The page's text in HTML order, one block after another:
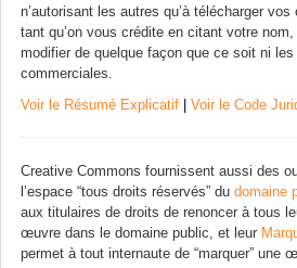
n’autorisant les autres qu’à télécharger
tant qu’on vous crédite en citant votre
modifier de quelque façon que ce soit ni
commerciales.
Voir le Résumé Explicatif | Voir le Code
Creative Commons fournissent aussi des
l’espace “tous droits réservés” du domaine
aux titulaires de droits de renoncer à tous
œuvre dans le domaine public, et leur
permet à tout internaute de “marquer” une